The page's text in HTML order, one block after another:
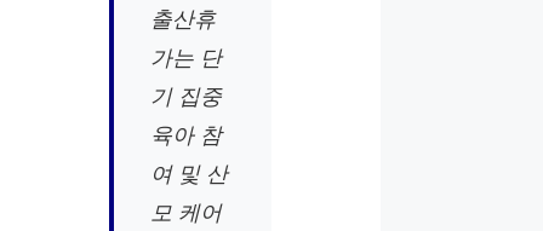
출산휴
가는 단
기 집중
육아 참
여 및 산
모 케어